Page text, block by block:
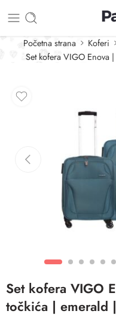
Početna strana Koferi
Set kofera VIGO Enova
Set kofera VIGO
točkića | emerald